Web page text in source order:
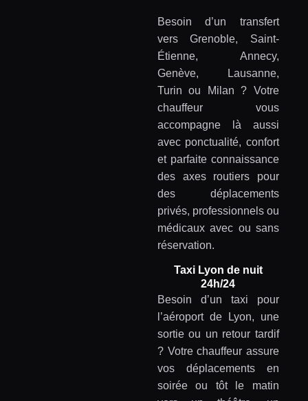
Besoin d’un transfert
vers Grenoble, Saint-
Étienne, Annecy,
Genève, Lausanne,
Turin ou Milan ? Votre
chauffeur vous
accompagne là aussi
avec ponctualité, confort
et parfaite connaissance
des axes routiers pour
des déplacements
privés, professionnels ou
médicaux avec ou sans
réservation.
Taxi Lyon de nuit
24h/24
Besoin d’un taxi pour
l’aéroport de Lyon, une
sortie ou un retour tardif
? Votre chauffeur assure
vos déplacements en
soirée ou tôt le matin